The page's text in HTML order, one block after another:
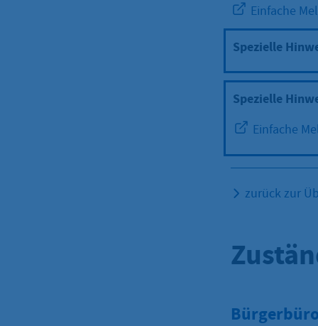
Einfache
Spezielle
Spezielle
Einfache
zurück zur